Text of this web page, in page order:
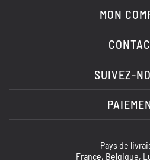
MON
SUIVEZ-
Pays de
France, Belgique,